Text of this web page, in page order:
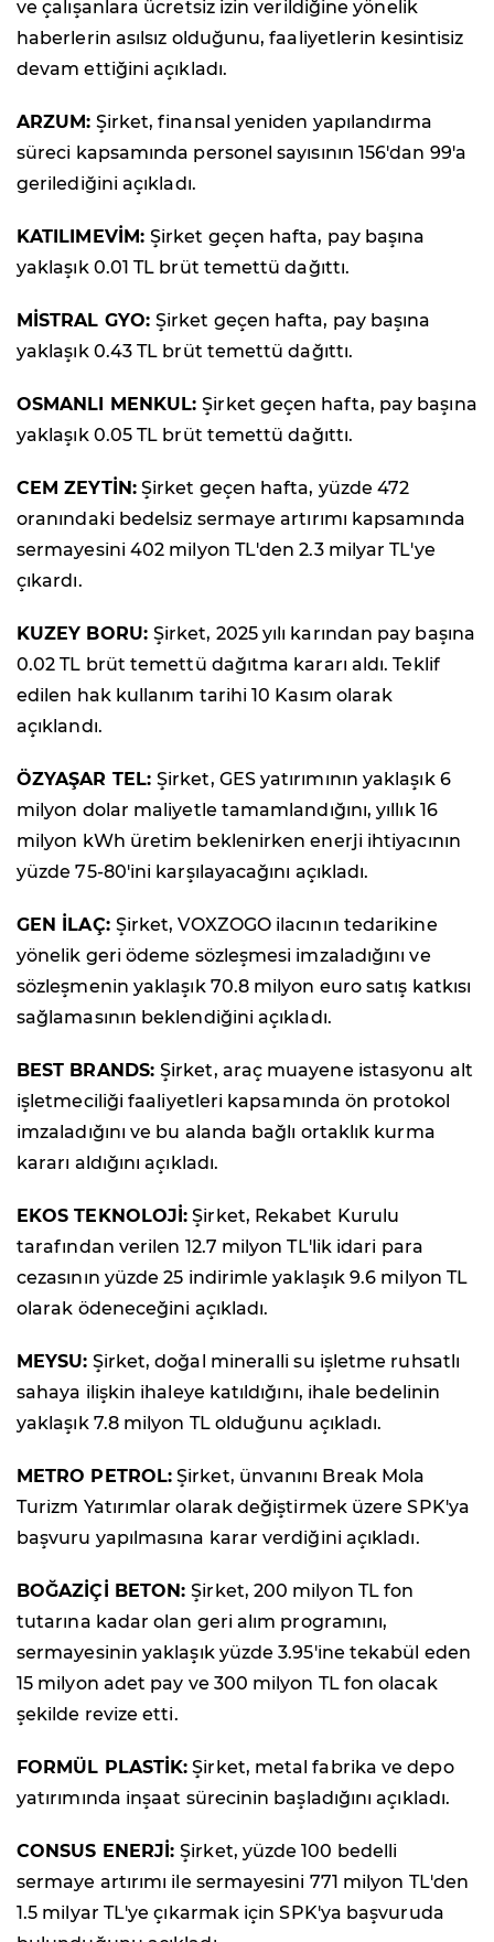
ve çalışanlara ücretsiz izin verildiğine yönelik
haberlerin asılsız olduğunu, faaliyetlerin kesintisiz
devam ettiğini açıkladı.
ARZUM: Şirket, finansal yeniden yapılandırma
süreci kapsamında personel sayısının 156'dan 99'a
gerilediğini açıkladı.
KATILIMEVİM:Şirket geçen hafta, pay başına
yaklaşık 0.01 TL brüt temettü dağıttı.
MİSTRAL GYO:Şirket geçen hafta, pay başına
yaklaşık 0.43 TL brüt temettü dağıttı.
OSMANLI MENKUL:Şirket geçen hafta, pay başına
yaklaşık 0.05 TL brüt temettü dağıttı.
CEM ZEYTİN:Şirket geçen hafta, yüzde 472
oranındaki bedelsiz sermaye artırımı kapsamında
sermayesini 402 milyon TL'den 2.3 milyar TL'ye
çıkardı.
KUZEY BORU: Şirket, 2025 yılı karından pay başına
0.02 TL brüt temettü dağıtma kararı aldı. Teklif
edilen hak kullanım tarihi 10 Kasım olarak
açıklandı.
ÖZYAŞAR TEL:Şirket, GES yatırımının yaklaşık 6
milyon dolar maliyetle tamamlandığını, yıllık 16
milyon kWh üretim beklenirken enerji ihtiyacının
yüzde 75-80'ini karşılayacağını açıkladı.
GEN İLAÇ: Şirket, VOXZOGO ilacının tedarikine
yönelik geri ödeme sözleşmesi imzaladığını ve
sözleşmenin yaklaşık 70.8 milyon euro satış katkısı
sağlamasının beklendiğini açıkladı.
BEST BRANDS:Şirket, araç muayene istasyonu alt
işletmeciliği faaliyetleri kapsamında ön protokol
imzaladığını ve bu alanda bağlı ortaklık kurma
kararı aldığını açıkladı.
EKOS TEKNOLOJİ: Şirket, Rekabet Kurulu
tarafından verilen 12.7 milyon TL'lik idari para
cezasının yüzde 25 indirimle yaklaşık 9.6 milyon TL
olarak ödeneceğini açıkladı.
MEYSU: Şirket, doğal mineralli su işletme ruhsatlı
sahaya ilişkin ihaleye katıldığını, ihale bedelinin
yaklaşık 7.8 milyon TL olduğunu açıkladı.
METRO PETROL: Şirket, ünvanını Break Mola
Turizm Yatırımlar olarak değiştirmek üzere SPK'ya
başvuru yapılmasına karar verdiğini açıkladı.
BOĞAZİÇİ BETON:Şirket, 200 milyon TL fon
tutarına kadar olan geri alım programını,
sermayesinin yaklaşık yüzde 3.95'ine tekabül eden
15 milyon adet pay ve 300 milyon TL fon olacak
şekilde revize etti.
FORMÜL PLASTİK: Şirket, metal fabrika ve depo
yatırımında inşaat sürecinin başladığını açıkladı.
CONSUS ENERJİ:Şirket, yüzde 100 bedelli
sermaye artırımı ile sermayesini 771 milyon TL'den
1.5 milyar TL'ye çıkarmak için SPK'ya başvuruda